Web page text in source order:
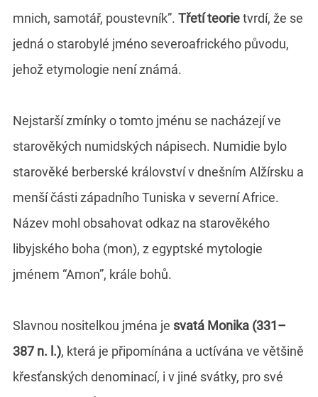
mnich, samotář, poustevník”. Třetí teorietvrdí, že se
jedná o starobylé jméno severoafrického původu,
jehož etymologie není známá.
Nejstarší zmínky o tomto jménu se nacházejí ve
starověkých numidských nápisech. Numidie bylo
starověké berberské království v dnešním Alžírsku a
menší části západního Tuniska v severní Africe.
Název mohl obsahovat odkaz na starověkého
libyjského boha (mon), z egyptské mytologie
jménem “Amon”, krále bohů.
Slavnou nositelkou jména je svatá Monika (331–
387 n. l.), která je připomínána a uctívána ve většině
křesťanských denominací, i v jiné svátky, pro své